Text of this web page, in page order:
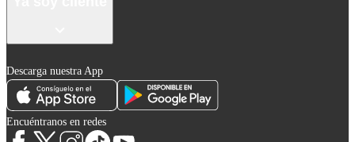
Descarga nuestra App
Encuéntranos en redes